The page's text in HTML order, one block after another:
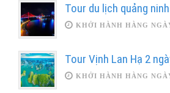
Tour du lịch quảng
KHỞI HÀNH HÀNG
Tour Vịnh Lan Hạ 2
KHỞI HÀNH HÀNG